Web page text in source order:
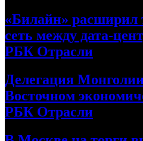
«Билайн» расширил
сеть между дата-
РБК Отрасли
Делегация
Восточном
РБК Отрасли